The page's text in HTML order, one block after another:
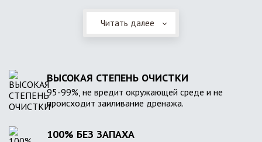
Читать далее
ВЫСОКАЯ СТЕПЕНЬ ОЧИСТКИ
95-99%, не вредит окружающей среде и не
происходит заиливание дренажа.
100% БЕЗ ЗАПАХА